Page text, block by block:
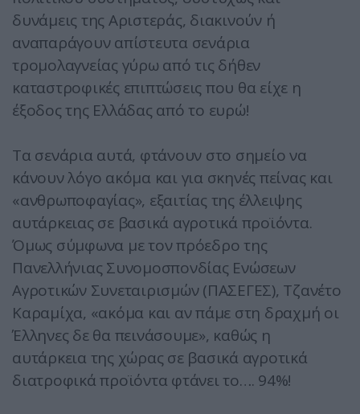
δυνάμεις της Αριστεράς, διακινούν ή
αναπαράγουν απίστευτα σενάρια
τρομολαγνείας γύρω από τις δήθεν
καταστροφικές επιπτώσεις που θα είχε η
έξοδος της Ελλάδας από το ευρώ!
Τα σενάρια αυτά, φτάνουν στο σημείο να
κάνουν λόγο ακόμα και για σκηνές πείνας και
«ανθρωποφαγίας», εξαιτίας της έλλειψης
αυτάρκειας σε βασικά αγροτικά προϊόντα.
Όμως σύμφωνα με τον πρόεδρο της
Πανελλήνιας Συνομοσπονδίας Ενώσεων
Αγροτικών Συνεταιρισμών (ΠΑΣΕΓΕΣ), Τζανέτο
Καραμίχα, «ακόμα και αν πάμε στη δραχμή οι
Έλληνες δε θα πεινάσουμε», καθώς η
αυτάρκεια της χώρας σε βασικά αγροτικά
διατροφικά προϊόντα φτάνει το…. 94%!